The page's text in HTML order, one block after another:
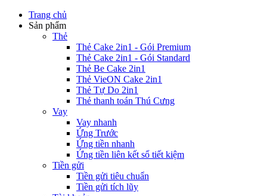
Trang chủ
Sản phẩm
Thẻ
Thẻ Cake 2in1 - Gói Premium
Thẻ Cake 2in1 - Gói Standard
Thẻ Be Cake 2in1
Thẻ VieON Cake 2in1
Thẻ Tự Do 2in1
Thẻ thanh toán Thú Cưng
Vay
Vay nhanh
Ứng Trước
Ứng tiền nhanh
Ứng tiền liên kết sổ tiết kiệm
Tiền gửi
Tiền gửi tiêu chuẩn
Tiền gửi tích lũy